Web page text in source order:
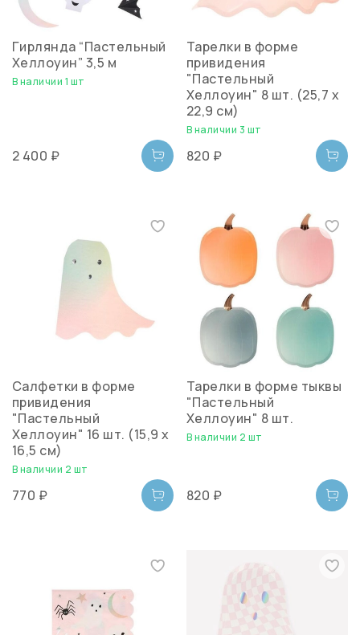
Гирлянда “Пастельный
Хеллоуин” 3,5 м
В наличии 1 шт
2 400 ₽
Тарелки в форме
привидения
"Пастельный
Хеллоуин" 8 шт. (25,7 х
22,9 см)
В наличии 3 шт
820 ₽
Салфетки в форме
привидения
"Пастельный
Хеллоуин" 16 шт. (15,9 х
16,5 см)
В наличии 2 шт
770 ₽
Тарелки в форме тыквы
"Пастельный
Хеллоуин" 8 шт.
В наличии 2 шт
820 ₽